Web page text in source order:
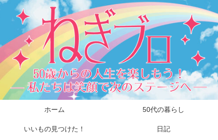
ホーム 50代の暮らし
いいもの見つけた！ 日記